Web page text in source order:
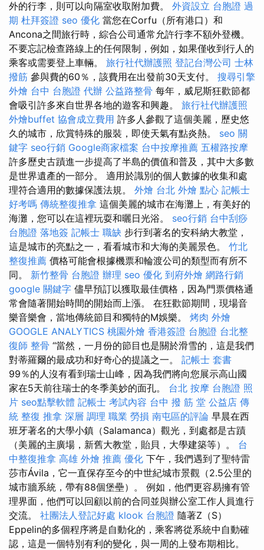
外的行李，則可以向隔室收取附加費。 外資設立 台胞證 過
期 杜拜簽證 seo 優化 當您在Corfu（所有港口）和
Ancona之間旅行時，綜合公司通常允許行李不額外登機。
不要忘記檢查路線上的任何限制，例如，如果僅收到行人的
乘客或需要登上車輛。 旅行社代辦護照 登記台灣公司 士林
撥筋 參與費的60％，該費用在出發前30天支付。 搜尋引擎
外燴 台中 台胞證 代辦 公益路整骨 每年，威尼斯狂歡節都
會吸引許多來自世界各地的遊客和興趣。 旅行社代辦護照
外燴buffet 協會成立費用 許多人參觀了這個美麗，歷史悠
久的城市，欣賞特殊的服裝，即使天氣有點炎熱。 seo 關
鍵字 seo行銷 Google商家檔案 台中按摩推薦 五權路按摩
許多歷史古蹟進一步提高了半島的價值和普及，其中大多數
是世界遺產的一部分。 適用於識別的個人數據的收集和處
理符合適用的數據保護法規。 外燴 台北 外燴 點心 記帳士
好考嗎 傳統整復推拿 這個美麗的城市在海灘上，有美好的
海灘，您可以在這裡玩耍和曬日光浴。 seo行銷 台中刮痧
台胞證 落地簽 記帳士 職缺 步行到著名的安科納大教堂，
這是城市的亮點之一，看看城市和大海的美麗景色。 竹北
整復推薦 價格可能會根據機票和輪渡公司的類型而有所不
同。 新竹整骨 台胞證 辦理 seo 優化 到府外燴 網路行銷
google 關鍵字 儘早預訂以獲取最佳價格，因為門票價格通
常會隨著開始時間的開始而上漲。 在狂歡節期間，現場音
樂音樂會，當地傳統節目和獨特的M娛樂。 烤肉 外燴
GOOGLE ANALYTICS 桃園外燴 香港簽證 台胞證 台北整
復師 整骨 “當然，一月份的節目也是關於滑雪的，這是我們
對蒂羅爾的最成功和好奇心的提議之一。 記帳士 套書
99％的人沒有看到瑞士山峰，因為我們將向您展示高山國
家在5天前往瑞士的冬季美妙的面孔。 台北 按摩 台胞證 照
片 seo點擊軟體 記帳士 考試內容 台中 撥 筋 堂 公益店 傳
統 整復 推拿 深層 調理 職業 勞損 南屯區的評論 早晨在西
班牙著名的大學小鎮（Salamanca）觀光，到處都是古蹟
（美麗的主廣場，新舊大教堂，貽貝，大學建築等）。 台
中整復推拿 高雄 外燴 推薦 優化 下午，我們遇到了聖特雷
莎市Ávila，它一直保存至今的中世紀城市景觀（2.5公里的
城市牆系統，帶有88個堡壘）。 例如，他們更容易擁有管
理界面，他們可以回顧以前的合同並與辦公室工作人員進行
交流。 社團法人登記好處 klook 台胞證 隨著Z（S）
Eppelin的多個程序將是自動化的，乘客將從系統中自動確
認，這是一個特別有利的變化，與一周的上發布期相比。